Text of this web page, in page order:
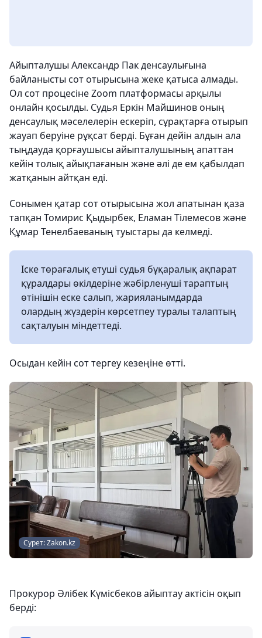
Айыпталушы Александр Пак денсаулығына
байланысты сот отырысына жеке қатыса алмады.
Ол сот процесіне Zoom платформасы арқылы
онлайн қосылды. Судья Еркін Майшинов оның
денсаулық мәселелерін ескеріп, сұрақтарға отырып
жауап беруіне рұқсат берді. Бұған дейін алдын ала
тыңдауда қорғаушысы айыпталушының апаттан
кейін толық айықпағанын және әлі де ем қабылдап
жатқанын айтқан еді.
Сонымен қатар сот отырысына жол апатынан қаза
тапқан Томирис Қыдырбек, Еламан Тілемесов және
Құмар Тенелбаеваның туыстары да келмеді.
Іске төрағалық етуші судья бұқаралық ақпарат
құралдары өкілдеріне жәбірленуші тараптың
өтінішін еске салып, жарияланымдарда
олардың жүздерін көрсетпеу туралы талаптың
сақталуын міндеттеді.
Осыдан кейін сот тергеу кезеңіне өтті.
Сурет: Zakon.kz
Прокурор Әлібек Күмісбеков айыптау актісін оқып
берді: